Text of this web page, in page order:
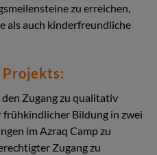
zu erreichen,
als auch kinderfreundliche
Projekts:
den Zugang zu qualitativ
Bildung in zwei
im Azraq Camp zu
Zugang zu